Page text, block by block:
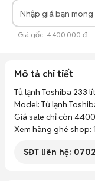
Nhập giá bạn mong
Giá gốc: 4.400.000 đ
Mô tả chi tiết
Tủ lạnh Toshiba 233
Model: Tủ lạnh
Giá sale chỉ còn
Xem hàng ghé shop:
SĐT liên hệ: